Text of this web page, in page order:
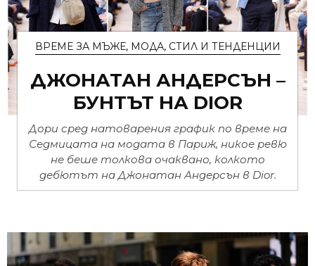
ВРЕМЕ ЗА МЪЖЕ, МОДА, СТИЛ И ТЕНДЕНЦИИ
ДЖОНАТАН АНДЕРСЪН –
БУНТЪТ НА DIOR
Дори сред натоварения график по време на
Седмицата на модата в Париж, никое ревю
не беше толкова очаквано, колкото
дебютът на Джонатан Андерсън в Dior.